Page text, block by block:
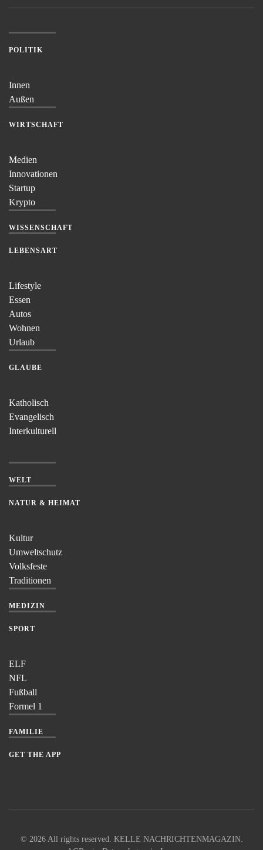
POLITIK
Innen
Außen
WIRTSCHAFT
Medien
Innovationen
Startup
Krypto
WISSENSCHAFT
LEBENSART
Lifestyle
Essen
Autos
Wohnen
Urlaub
GLAUBE
Katholisch
Evangelisch
Interkulturell
WELT
NATUR & HEIMAT
Kultur
Umweltschutz
Volksfeste
Traditionen
MEDIZIN
SPORT
ELF
NFL
Fußball
Formel 1
FAMILIE
GET THE APP
© 2026All rights reserved. KELLE NACHRICHTENMAGAZIN.